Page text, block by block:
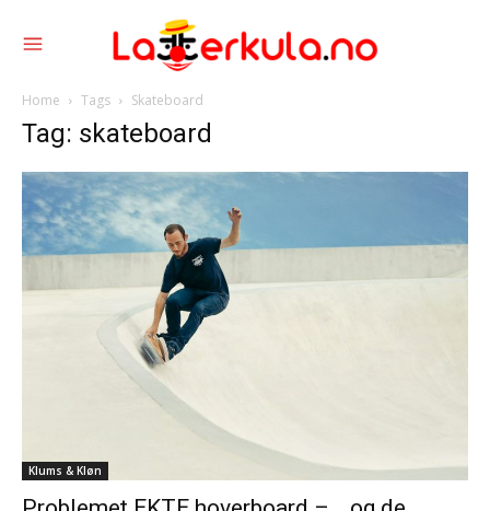
Home Tags Skateboard
Tag: skateboard
Klums & Kløn